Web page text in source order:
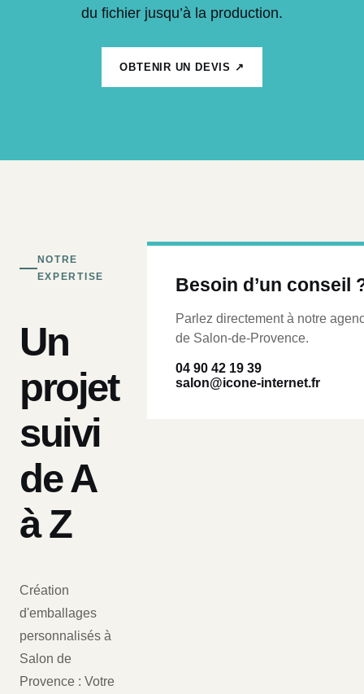
du fichier jusqu’à la production.
OBTENIR UN DEVIS ↗
NOTRE
EXPERTISE
Un
projet
suivi
de A
à Z
Création
d'emballages
personnalisés à
Salon de
Provence : Votre
Besoin d’un conseil
Parlez directement à notre
de Salon-de-Provence.
04 90 42 19 39
salon@icone-internet.fr